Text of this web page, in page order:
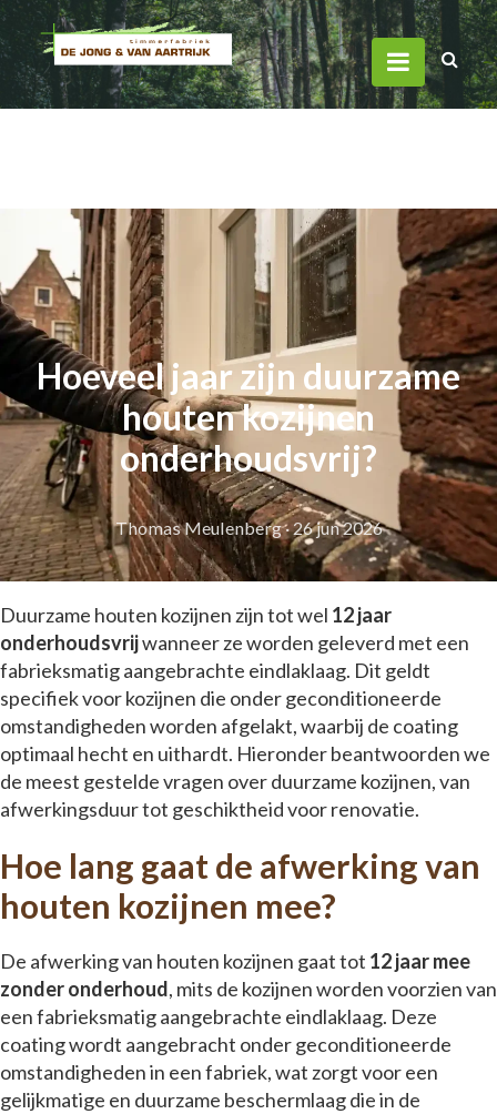
Hoeveel jaar zijn duurzame
houten kozijnen
onderhoudsvrij?
Thomas Meulenberg·26 jun 2026
Duurzame houten kozijnen zijn tot wel 12 jaar
onderhoudsvrijwanneer ze worden geleverd met een
fabrieksmatig aangebrachte eindlaklaag. Dit geldt
specifiek voor kozijnen die onder geconditioneerde
omstandigheden worden afgelakt, waarbij de coating
optimaal hecht en uithardt. Hieronder beantwoorden we
de meest gestelde vragen over duurzame kozijnen, van
afwerkingsduur tot geschiktheid voor renovatie.
Hoe lang gaat de afwerking van
houten kozijnen mee?
De afwerking van houten kozijnen gaat tot 12 jaar mee
zonder onderhoud, mits de kozijnen worden voorzien van
een fabrieksmatig aangebrachte eindlaklaag. Deze
coating wordt aangebracht onder geconditioneerde
omstandigheden in een fabriek, wat zorgt voor een
gelijkmatige en duurzame beschermlaag die in de